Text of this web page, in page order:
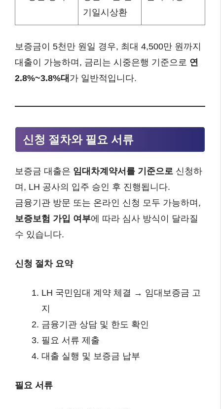
기일시상환
보증금이 5천만 원일 경우, 최대 4,500만 원까지
대출이 가능하며, 금리는 시중은행 기준으로 연
2.8%~3.8%대 가 일반적입니다.
신청 절차와 필요 서류
보증금 대출은 임대차계약서를 기준으로 신청하
며, LH 공사의 입주 승인 후 진행됩니다.
금융기관 방문 또는 온라인 신청 모두 가능하며,
보증보험 가입 여부에 따라 심사 방식이 달라질
수 있습니다.
신청 절차 요약
LH 국민임대 계약 체결 → 임대보증금 고
지
금융기관 상담 및 한도 확인
필요 서류 제출
대출 실행 및 보증금 납부
필요 서류